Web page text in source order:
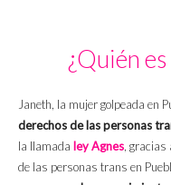
¿Quién
Janeth, la mujer golpeada en
derechos de las personas
la llamada ley Agnes, gracias
de las personas trans en